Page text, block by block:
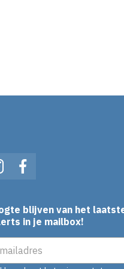
Facebook
blijven van het
in je mailbox!